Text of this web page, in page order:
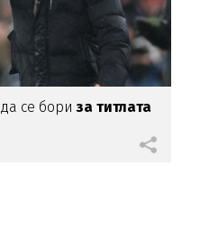
да се бориза титлата